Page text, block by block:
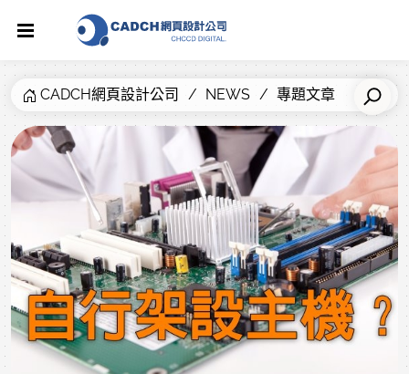
CADCH網頁設計公司 NEWS 專題文章